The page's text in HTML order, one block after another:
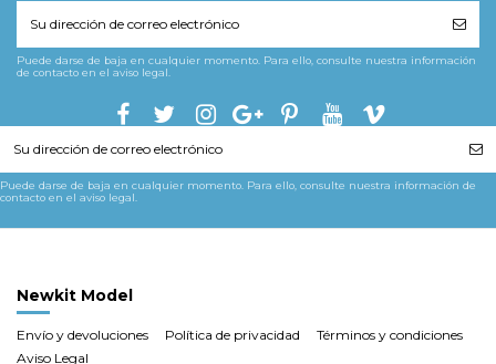
Puede darse de baja en cualquier momento. Para ello, consulte nuestra información
de contacto en el aviso legal.
Puede darse de baja en cualquier momento. Para ello, consulte nuestra información de
contacto en el aviso legal.
Newkit Model
Envío y devoluciones Política de privacidad
Términos y condiciones
Aviso Legal